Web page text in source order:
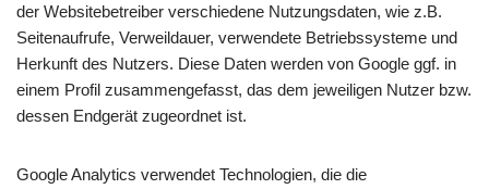
der Websitebetreiber verschiedene Nutzungsdaten, wie z.B.
Seitenaufrufe, Verweildauer, verwendete Betriebssysteme und
Herkunft des Nutzers. Diese Daten werden von Google ggf. in
einem Profil zusammengefasst, das dem jeweiligen Nutzer bzw.
dessen Endgerät zugeordnet ist.
Google Analytics verwendet Technologien, die die